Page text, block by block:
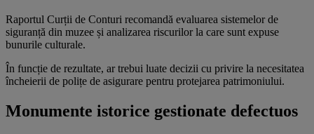
Raportul Curții de Conturi recomandă evaluarea sistemelor de
siguranță din muzee și analizarea riscurilor la care sunt expuse
bunurile culturale.
În funcție de rezultate, ar trebui luate decizii cu privire la necesitatea
încheierii de polițe de asigurare pentru protejarea patrimoniului.
Monumente istorice gestionate defectuos